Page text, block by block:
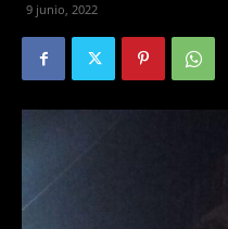
9 junio, 2022